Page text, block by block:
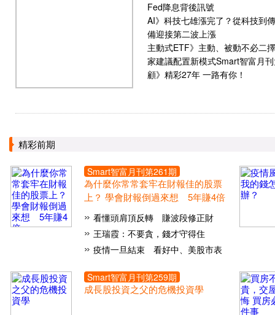
Fed降息背後訊號
AI》科技七雄漲完了？從科技到
備迎接第二波上漲
主動式ETF》主動、被動不必二
家建議配置新模式Smart智富月
顧》精彩27年 一路有你！
精彩前期
Smart智富月刊第261期
為什麼你常常套牢在財報佳的股票
上？ 學會財報倒過來想 5年賺4倍
看懂頭肩頂反轉 賺波段修正財
王瑞霞：不要貪，錢才守得住
疫情一旦結束 看好中、美股市表
Smart智富月刊第259期
成長股投資之父的危機投資學